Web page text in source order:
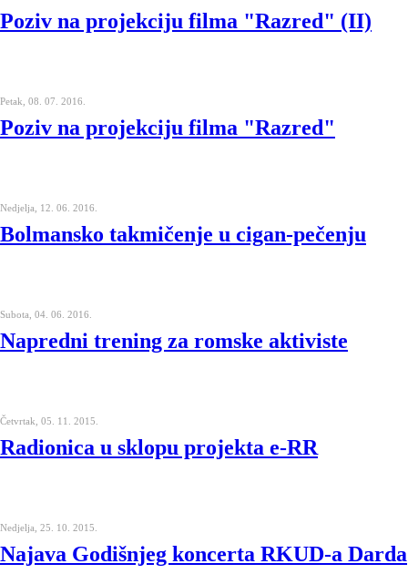
Poziv na projekciju filma "Razred" (II)
Petak, 08. 07. 2016.
Poziv na projekciju filma "Razred"
Nedjelja, 12. 06. 2016.
Bolmansko takmičenje u cigan-pečenju
Subota, 04. 06. 2016.
Napredni trening za romske aktiviste
Četvrtak, 05. 11. 2015.
Radionica u sklopu projekta e-RR
Nedjelja, 25. 10. 2015.
Najava Godišnjeg koncerta RKUD-a Darda